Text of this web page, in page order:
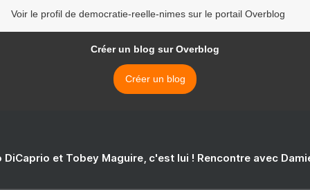
Voir le profil de democratie-reelle-nimes sur le portail Overblog
Créer un blog sur Overblog
Créer un blog
DiCaprio et Tobey Maguire, c'est lui ! Rencontre avec